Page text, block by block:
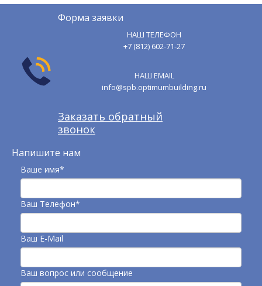
Форма заявки
НАШ ТЕЛЕФОН
+7 (812) 602-71-27
НАШ EMAIL
info@spb.optimumbuilding.ru
Заказать обратный
звонок
Напишите нам
Ваше имя*
Ваш Телефон*
Ваш E-Mail
Ваш вопрос или сообщение